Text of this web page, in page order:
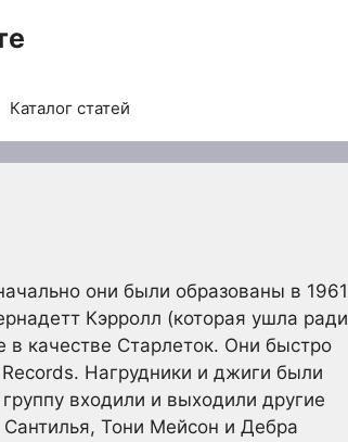
Каталог статей
они были образованы в 1961
Кэрролл (которая ушла ради
в качестве Старлеток. Они быстро
Нагрудники и джиги были
входили и выходили другие
Тони Мейсон и Дебра